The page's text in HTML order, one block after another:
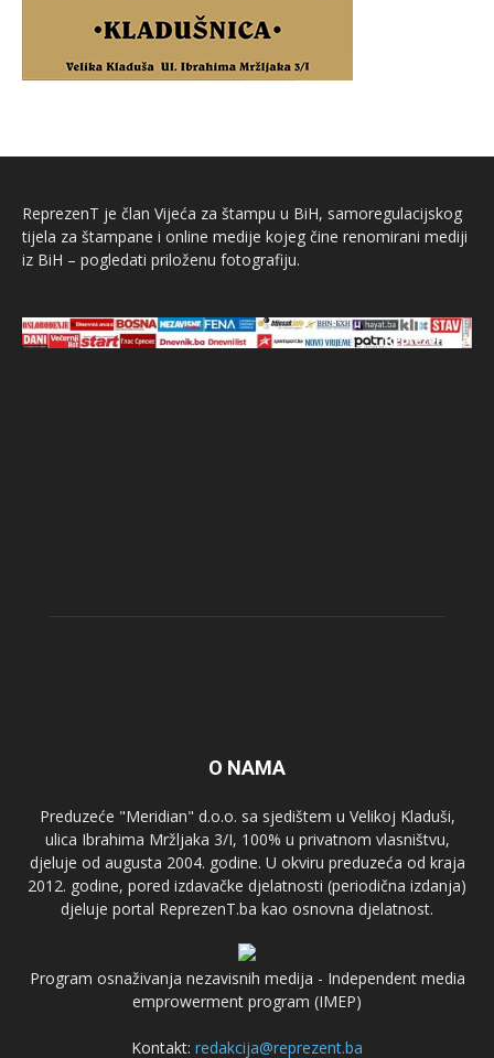
ReprezenT je član Vijeća za štampu u BiH, samoregulacijskog
tijela za štampane i online medije kojeg čine renomirani mediji
iz BiH – pogledati priloženu fotografiju.
O NAMA
Preduzeće "Meridian" d.o.o. sa sjedištem u Velikoj Kladuši,
ulica Ibrahima Mržljaka 3/I, 100% u privatnom vlasništvu,
djeluje od augusta 2004. godine. U okviru preduzeća od kraja
2012. godine, pored izdavačke djelatnosti (periodična izdanja)
djeluje portal ReprezenT.ba kao osnovna djelatnost.
Program osnaživanja nezavisnih medija - Independent media
emprowerment program (IMEP)
Kontakt: redakcija@reprezent.ba